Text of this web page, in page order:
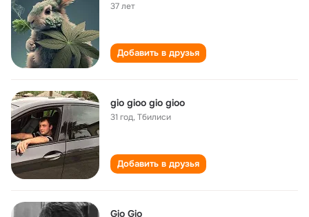
37 лет
Добавить в друзья
gio gioo gio gioo
31 год,Тбилиси
Добавить в друзья
Gio Gio